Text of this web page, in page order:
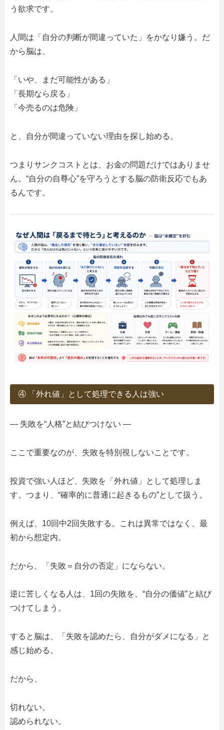
う欲求です。
人間は「自分の判断が間違っていた」をかなり嫌う。だ
から脳は、
「いや、まだ可能性がある」
「長期なら戻る」
「今売るのは危険」
と、自分が間違っていない理由を探し始める。
つまりサンクコストとは、お金の問題だけではありませ
ん。“自分の自尊心”を守ろうとする脳の防衛反応でもあ
るんです。
④ 「外れ値」として処理できる人は強い
― 失敗を“人格”と結びつけない ―
ここで重要なのが、失敗を特別視しないことです。
投資で強い人ほど、失敗を「外れ値」として処理しま
す。つまり、“確率的に普通に起きるもの”として扱う。
例えば、10回中2回失敗する。これは異常ではなく、最
初から想定内。
だから、「失敗＝自分の否定」にならない。
逆に苦しくなる人は、1回の失敗を、“自分の価値”と結び
つけてしまう。
すると脳は、「失敗を認めたら、自分がダメになる」と
感じ始める。
だから、
切れない。
認められない。